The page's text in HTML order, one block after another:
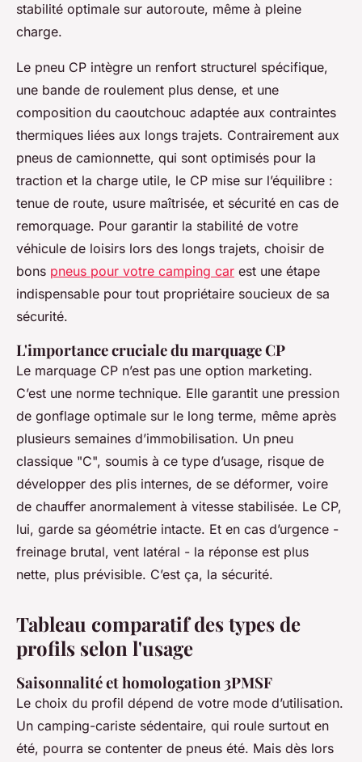
stabilité optimale sur autoroute, même à pleine
charge.
Le pneu CP intègre un renfort structurel spécifique,
une bande de roulement plus dense, et une
composition du caoutchouc adaptée aux contraintes
thermiques liées aux longs trajets. Contrairement aux
pneus de camionnette, qui sont optimisés pour la
traction et la charge utile, le CP mise sur l’équilibre :
tenue de route, usure maîtrisée, et sécurité en cas de
remorquage. Pour garantir la stabilité de votre
véhicule de loisirs lors des longs trajets, choisir de
bons pneus pour votre camping car est une étape
indispensable pour tout propriétaire soucieux de sa
sécurité.
L'importance cruciale du marquage CP
Le marquage CP n’est pas une option marketing.
C’est une norme technique. Elle garantit une pression
de gonflage optimale sur le long terme, même après
plusieurs semaines d’immobilisation. Un pneu
classique "C", soumis à ce type d’usage, risque de
développer des plis internes, de se déformer, voire
de chauffer anormalement à vitesse stabilisée. Le CP,
lui, garde sa géométrie intacte. Et en cas d’urgence -
freinage brutal, vent latéral - la réponse est plus
nette, plus prévisible. C’est ça, la sécurité.
Tableau comparatif des types de
profils selon l'usage
Saisonnalité et homologation 3PMSF
Le choix du profil dépend de votre mode d’utilisation.
Un camping-cariste sédentaire, qui roule surtout en
été, pourra se contenter de pneus été. Mais dès lors